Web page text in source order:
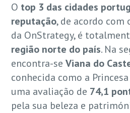
O top 3 das cidades
reputação, de acordo com
da OnStrategy, é
região norte do país. Na
encontra-seViana do
conhecida como a
uma avaliação de 74,1
pela sua beleza e